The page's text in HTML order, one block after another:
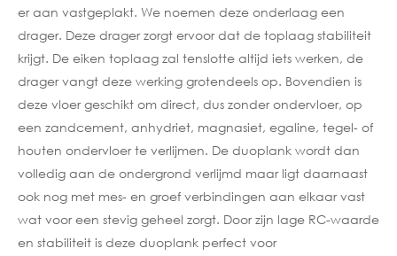
er aan vastgeplakt. We noemen deze onderlaag een
drager. Deze drager zorgt ervoor dat de toplaag stabiliteit
krijgt. De eiken toplaag zal tenslotte altijd iets werken, de
drager vangt deze werking grotendeels op. Bovendien is
deze vloer geschikt om direct, dus zonder ondervloer, op
een zandcement, anhydriet, magnasiet, egaline, tegel- of
houten ondervloer te verlijmen. De duoplank wordt dan
volledig aan de ondergrond verlijmd maar ligt daarnaast
ook nog met mes- en groef verbindingen aan elkaar vast
wat voor een stevig geheel zorgt. Door zijn lage RC-waarde
en stabiliteit is deze duoplank perfect voor